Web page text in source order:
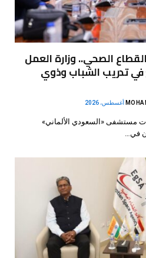
الصحي.. وزارة العمل
تدريب الشباب وذوي
مستشفى «السعودي الألماني»
في…